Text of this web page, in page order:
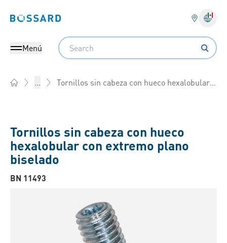
Bossard homepage
Menú
Search
... Tornillos sin cabeza con hueco hexalobular con extremo plano biselado
Tornillos sin cabeza con hueco
hexalobular con extremo plano
biselado
BN 11493